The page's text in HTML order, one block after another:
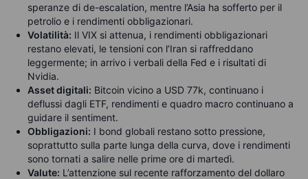
speranze di de-escalation, mentre l’Asia ha sofferto per il
petrolio e i rendimenti obbligazionari.
Volatilità: Il VIX si attenua, i rendimenti obbligazionari
restano elevati, le tensioni con l’Iran si raffreddano
leggermente; in arrivo i verbali della Fed e i risultati di
Nvidia.
Asset digitali: Bitcoin vicino a USD 77k, continuano i
deflussi dagli ETF, rendimenti e quadro macro continuano a
guidare il sentiment.
Obbligazioni: I bond globali restano sotto pressione,
soprattutto sulla parte lunga della curva, dove i rendimenti
sono tornati a salire nelle prime ore di martedì.
Valute: L’attenzione sul recente rafforzamento del dollaro